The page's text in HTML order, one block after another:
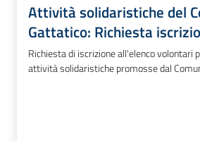
Attività solidaristiche del
Gattatico: Richiesta
Richiesta di iscrizione all'elenco volontari
attività solidaristiche promosse dal